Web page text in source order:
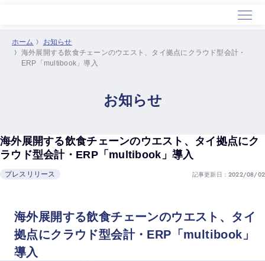
ホーム
ホーム
お知らせ
海外展開する飲食チェーンのウエスト、タイ拠点にクラウド型会計・
ERP「multibook」導入
お知らせ
海外展開する飲食チェーンのウエスト、タイ拠点にク
ラウド型会計・ERP「multibook」導入
プレスリリース 記事更新日：2022/08/02
海外展開する飲食チェーンのウエスト、タイ
拠点にクラウド型会計・ERP「multibook」
導入